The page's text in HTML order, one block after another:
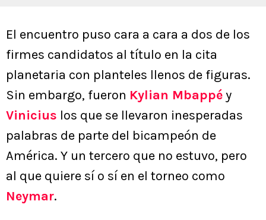
El encuentro puso cara a cara a dos de los
firmes candidatos al título en la cita
planetaria con planteles llenos de figuras.
Sin embargo, fueron Kylian Mbappéy
Vinicius los que se llevaron inesperadas
palabras de parte del bicampeón de
América. Y un tercero que no estuvo, pero
al que quiere sí o sí en el torneo como
Neymar.